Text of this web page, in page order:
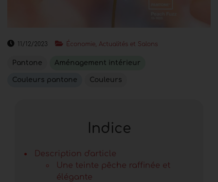
11/12/2023 Économie, Actualités et Salons
Pantone Aménagement intérieur
Couleurs pantone Couleurs
Indice
Description d'article
Une teinte pêche raffinée et
élégante